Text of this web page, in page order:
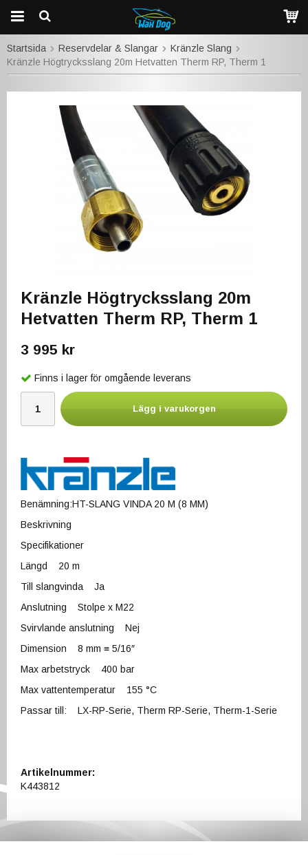
Startsida Reservdelar & Slangar
Kränzle Slang
Kränzle Högtrycksslang 20m Hetvatten Therm RP, Therm 1
Kränzle Högtrycksslang 20m
Hetvatten Therm RP, Therm 1
3 995 kr
Finns i lager för omgående leverans
Lägg i varukorgen
Benämning:HT-SLANG VINDA 20 M (8 MM)
Beskrivning
Specifikationer
Längd 20 m
Till slangvinda Ja
Anslutning Stolpe x M22
Svirvlande anslutning Nej
Dimension 8 mm ≡ 5/16″
Max arbetstryck 400 bar
Max vattentemperatur 155 °C
Passar till: LX-RP-Serie, Therm RP-Serie, Therm-1-Serie
Artikelnummer:
K443812